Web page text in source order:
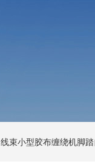
线束小型胶布缠绕机脚